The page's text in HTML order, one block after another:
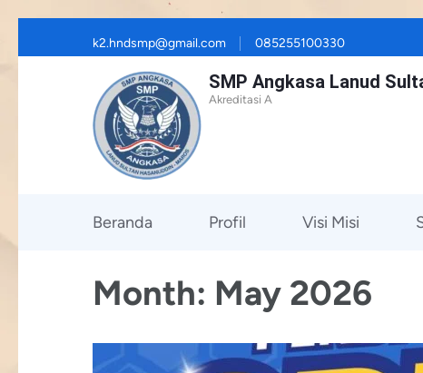
to
k2.hndsmp@gmail.com 085255100330
SMP Angkasa Lanud
Akreditasi A
Beranda Profil Visi Misi
Month: May 2026